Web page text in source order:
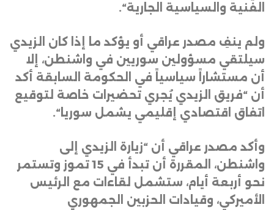
الفنية والسياسية الجارية“.
ولم ينفِ مصدر عراقي أو يؤكد ما إذا كان الزيدي
سيلتقي مسؤولين سوريين في واشنطن، إلا
أن مستشاراً سياسياً في الحكومة السابقة أكد
أن “فريق الزيدي يُجري تحضيرات خاصة لتوقيع
اتفاق اقتصادي إقليمي يشمل سوريا“.
وأكد مصدر عراقي أن “زيارة الزيدي إلى
واشنطن، المقررة أن تبدأ في 15 تموز وتستمر
نحو أربعة أيام، ستشمل لقاءات مع الرئيس
الأميركي، وقيادات الحزبين الجمهوري